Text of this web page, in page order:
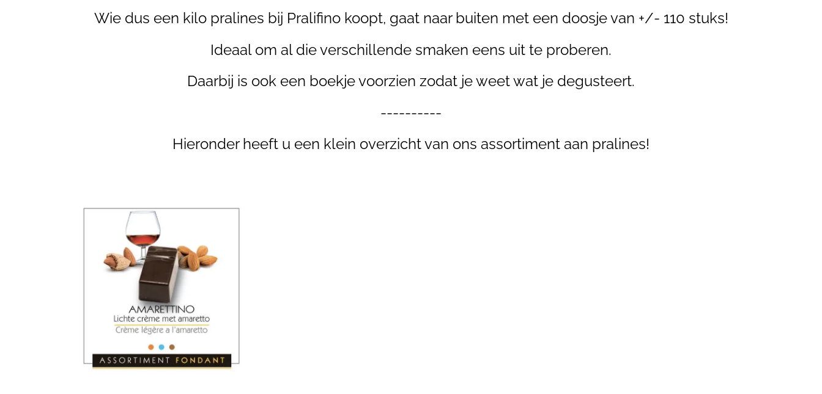
Wie dus een kilo pralines bij Pralifino koopt, gaat naar buiten met een doosje van +/- 110 stuks!
Ideaal om al die verschillende smaken eens uit te proberen.
Daarbij is ook een boekje voorzien zodat je weet wat je degusteert.
----------
Hieronder heeft u een klein overzicht van ons assortiment aan pralines!